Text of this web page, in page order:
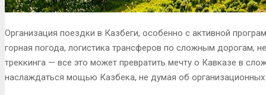
Организация поездки в Казбеги, особенно с активной
горная погода, логистика трансферов по сложным дорогам,
треккинга — все это может превратить мечту о Кавказе в
наслаждаться мощью Казбека, не думая об организационных